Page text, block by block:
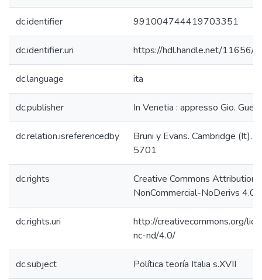
dc.identifier 991004744419703351
dc.identifier.uri https://hdl.handle.net/11656/
dc.language ita
dc.publisher In Venetia : appresso Gio.
dc.relation.isreferencedby
Bruni y Evans. Cambridge (It).
5701
dc.rights
Creative Commons Attribution-
NonCommercial-NoDerivs 4.0
dc.rights.uri
http://creativecommons.org/
nc-nd/4.0/
dc.subject Política teoría Italia s.XVII